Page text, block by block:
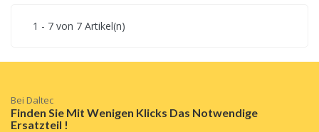
1 - 7 von 7 Artikel(n)
Bei Daltec
Finden Sie Mit Wenigen Klicks Das Notwendige
Ersatzteil !